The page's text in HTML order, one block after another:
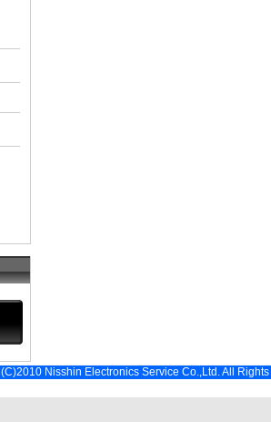
(C)2010 Nisshin Electronics Service Co.,Ltd. All